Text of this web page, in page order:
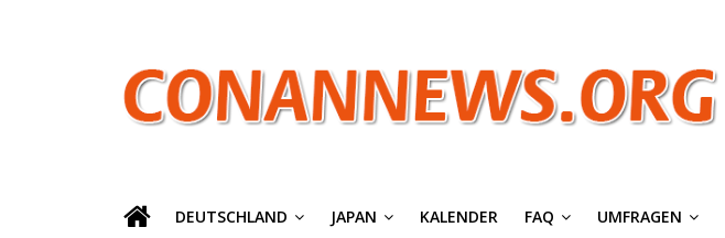
Detektiv
Conan
News
DEUTSCHLAND JAPAN KALENDER FAQ UMFRAGEN